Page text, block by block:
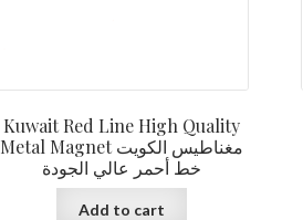
Kuwait Red Line High Quality
Metal Magnet مغناطيس الكويت
خط أحمر عالي الجودة
Add to cart